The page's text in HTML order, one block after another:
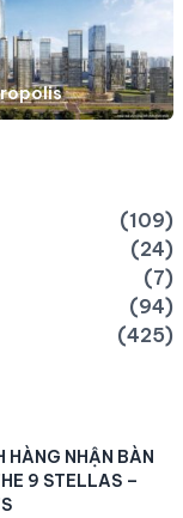
(109)
(24)
(7)
(94)
(425)
HÀNG NHẬN BÀN
9 STELLAS –